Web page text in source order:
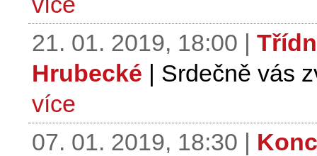
21. 01. 2019, 18:00 |
Hrubecké | Srdečně vás
více
07. 01. 2019, 18:30 |